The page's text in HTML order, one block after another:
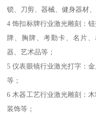
锁、刀剪、器械、健身器材
4 饰扣标牌行业激光雕刻：
牌、胸牌、考勤卡、名片
器、艺术品等；
5 仪表眼镜行业激光打字：
等；
6 木器工艺行业激光雕刻：
装饰等；